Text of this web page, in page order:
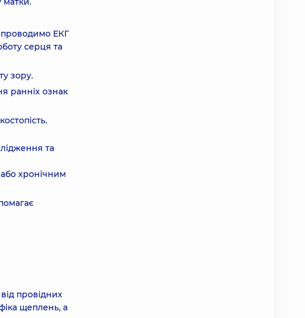
ЕКГ
серця та
зору.
ранніх ознак
та
хронічним
провідних
щеплень, а